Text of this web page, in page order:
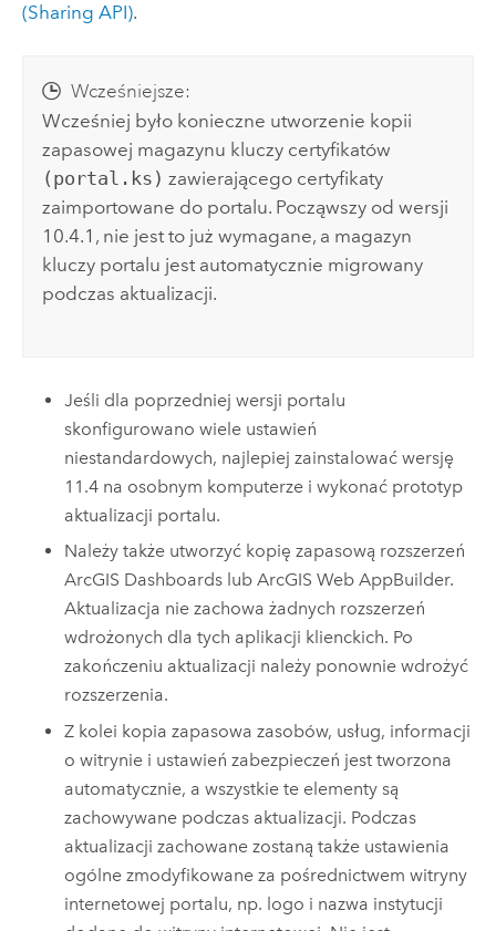
(Sharing API).
Wcześniejsze:
Wcześniej było konieczne utworzenie kopii
zapasowej magazynu kluczy certyfikatów
(portal.ks) zawierającego certyfikaty
zaimportowane do portalu. Począwszy od wersji
10.4.1, nie jest to już wymagane, a magazyn
kluczy portalu jest automatycznie migrowany
podczas aktualizacji.
Jeśli dla poprzedniej wersji portalu
skonfigurowano wiele ustawień
niestandardowych, najlepiej zainstalować wersję
11.4 na osobnym komputerze i wykonać prototyp
aktualizacji portalu.
Należy także utworzyć kopię zapasową rozszerzeń
ArcGIS Dashboards lubArcGIS Web AppBuilder.
Aktualizacja nie zachowa żadnych rozszerzeń
wdrożonych dla tych aplikacji klienckich. Po
zakończeniu aktualizacji należy ponownie wdrożyć
rozszerzenia.
Z kolei kopia zapasowa zasobów, usług, informacji
o witrynie i ustawień zabezpieczeń jest tworzona
automatycznie, a wszystkie te elementy są
zachowywane podczas aktualizacji. Podczas
aktualizacji zachowane zostaną także ustawienia
ogólne zmodyfikowane za pośrednictwem witryny
internetowej portalu, np. logo i nazwa instytucji